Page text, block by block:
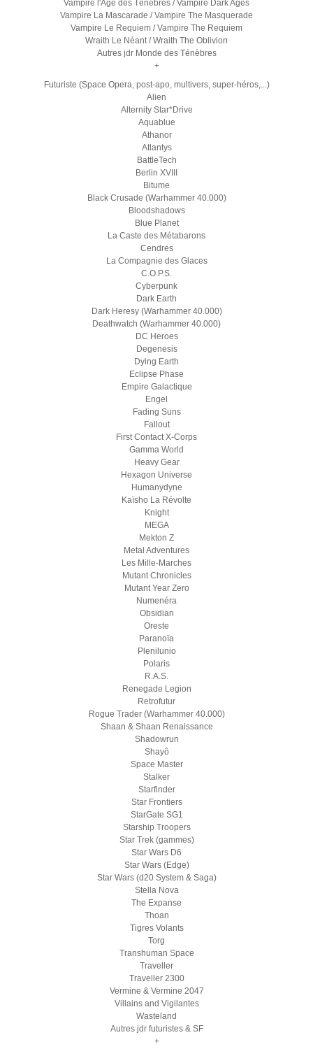
Vampire l'Age des Ténèbres / Vampire Dark Ages
Vampire La Mascarade / Vampire The Masquerade
Vampire Le Requiem / Vampire The Requiem
Wraith Le Néant / Wraith The Oblivion
Autres jdr Monde des Ténèbres
+
Futuriste (Space Opera, post-apo, multivers, super-héros,...)
Alien
Alternity Star*Drive
Aquablue
Athanor
Atlantys
BattleTech
Berlin XVIII
Bitume
Black Crusade (Warhammer 40.000)
Bloodshadows
Blue Planet
La Caste des Métabarons
Cendres
La Compagnie des Glaces
C.O.P.S.
Cyberpunk
Dark Earth
Dark Heresy (Warhammer 40.000)
Deathwatch (Warhammer 40.000)
DC Heroes
Degenesis
Dying Earth
Eclipse Phase
Empire Galactique
Engel
Fading Suns
Fallout
First Contact X-Corps
Gamma World
Heavy Gear
Hexagon Universe
Humanydyne
Kaïsho La Révolte
Knight
MEGA
Mekton Z
Metal Adventures
Les Mille-Marches
Mutant Chronicles
Mutant Year Zero
Numenéra
Obsidian
Oreste
Paranoïa
Plenilunio
Polaris
R.A.S.
Renegade Legion
Retrofutur
Rogue Trader (Warhammer 40.000)
Shaan & Shaan Renaissance
Shadowrun
Shayô
Space Master
Stalker
Starfinder
Star Frontiers
StarGate SG1
Starship Troopers
Star Trek (gammes)
Star Wars D6
Star Wars (Edge)
Star Wars (d20 System & Saga)
Stella Nova
The Expanse
Thoan
Tigres Volants
Torg
Transhuman Space
Traveller
Traveller 2300
Vermine & Vermine 2047
Villains and Vigilantes
Wasteland
Autres jdr futuristes & SF
+